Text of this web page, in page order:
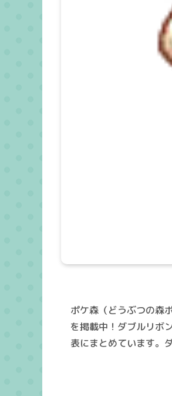
ポケ森（どうぶつの森
を掲載中！ダブルリボ
表にまとめています。